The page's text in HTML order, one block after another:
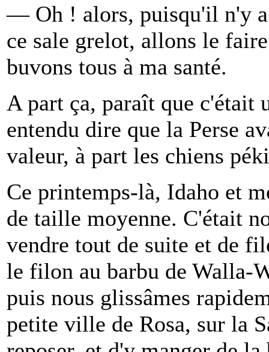
— Oh ! alors, puisqu'il n'y a
ce sale grelot, allons le
buvons tous à ma santé.
A part ça, paraît que c'était
entendu dire que la Perse
valeur, à part les chiens
Ce printemps-là, Idaho et
de taille moyenne. C'était
vendre tout de suite et de
le filon au barbu de Walla-
puis nous glissâmes
petite ville de Rosa, sur la